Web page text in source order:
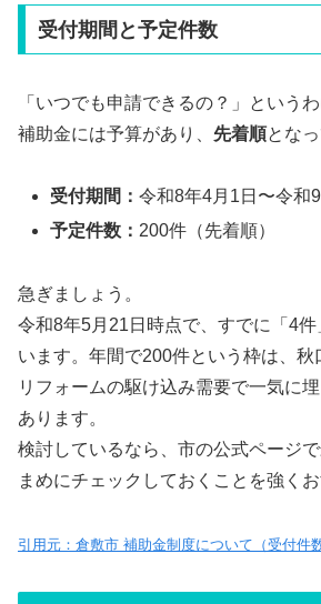
受付期間と予定件数
「いつでも申請できるの？」という
補助金には予算があり、 先着順となっ
受付期間：令和8年4月1日〜令和
予定件数：200件（先着順）
急ぎましょう。
令和8年5月21日時点で、すでに「4
います。年間で200件という枠は、秋
リフォームの駆け込み需要で一気に
あります。
検討しているなら、市の公式ページ
まめにチェックしておくことを強くお
引用元：倉敷市 補助金制度について（受付件